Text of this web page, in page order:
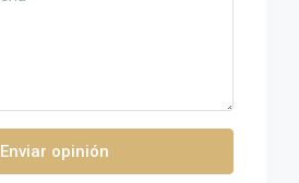
Enviar opinión